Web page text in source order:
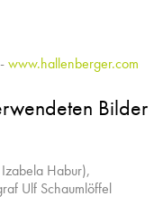
www.hallenberger.com
Bilder
Habur),
Ulf Schaumlöffel